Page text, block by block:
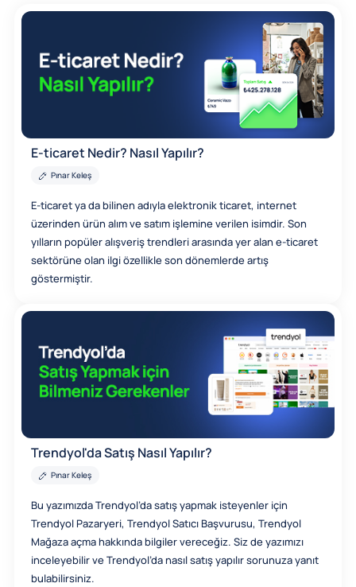
E-ticaret Nedir? Nasıl Yapılır?
Pınar Keleş
E-ticaret ya da bilinen adıyla elektronik ticaret, internet
üzerinden ürün alım ve satım işlemine verilen isimdir. Son
yılların popüler alışveriş trendleri arasında yer alan e-ticaret
sektörüne olan ilgi özellikle son dönemlerde artış
göstermiştir.
Trendyol'da Satış Nasıl Yapılır?
Pınar Keleş
Bu yazımızda Trendyol’da satış yapmak isteyenler için
Trendyol Pazaryeri, Trendyol Satıcı Başvurusu, Trendyol
Mağaza açma hakkında bilgiler vereceğiz. Siz de yazımızı
inceleyebilir ve Trendyol’da nasıl satış yapılır sorunuza yanıt
bulabilirsiniz.